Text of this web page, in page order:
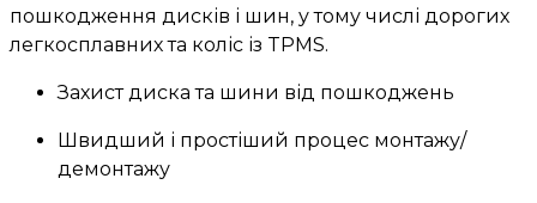
пошкодження дисків і шин, у тому числі дорогих
легкосплавних та коліс із TPMS.
Захист диска та шини від пошкоджень
Швидший і простіший процес монтажу/
демонтажу